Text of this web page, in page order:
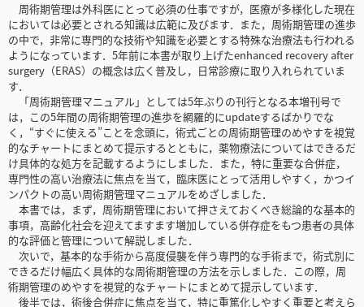
周術期管理は外科医にとって必須の仕事ですが，医療が多様化した現在
においては必要とされる知識は広範に及びます．また，周術期管理の進歩
の中で，非常に専門的な技術や知識を必要とする特殊な治療法も行われる
ようになっています．5年前に本書が取り上げたenhanced recovery after
surgery（ERAS）の概念は広く普及し，日常診療に取り入れられていま
す．
「周術期管理マニュアル」としては5年ぶりの刊行となる本増刊号で
は，この5年間の周術期管理の進歩を網羅的にupdateするばかりでな
く，“すぐに使える”ことを念頭に，術式ごとの周術期管理のめやすを視覚
的なチャートにまとめて提示するとともに，薬物療法についてはできるだ
け具体的な処方を記載するようにしました．また，特に重要な合併症，
専門性の高い治療法に焦点を当て，臨床医にとって活用しやすく，かつイ
ンパクトの高い周術期管理マニュアルをめざしました．
本書では，まず，周術期管理において押さえておくべき総論的な基本的
事項，高齢化社会を迎えてますます増加している併存症をもつ患者の具体
的な評価と管理について解説しました．
次いで，基本的な手術から高度侵襲を伴う専門的な手術まで，術式別に
できるだけ幅広く具体的な周術期管理の方法を示しました．この際，周
術期管理のめやすを視覚的なチャートにまとめて提示しています．
後半では，術後合併症に焦点を当て，特に重篤化しやすく重要と考えら